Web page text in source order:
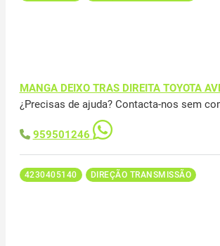
MANGA DEIXO TRAS DIREITA TOYOTA
¿Precisas de ajuda? Contacta-nos sem
959501246
4230405140 DIREÇÃO TRANSMISSÃO